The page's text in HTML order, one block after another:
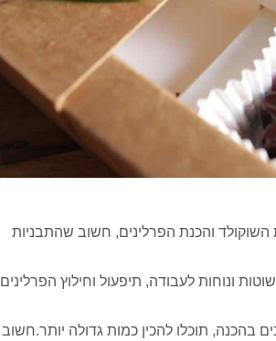
והכנת הפרלינים, חשוב שהתבניות
ונוחות לעבודה, תיפעול וחילוץ הפרלינים
בהכנה, תוכלו להכין כמות גדולה יותר.חשוב